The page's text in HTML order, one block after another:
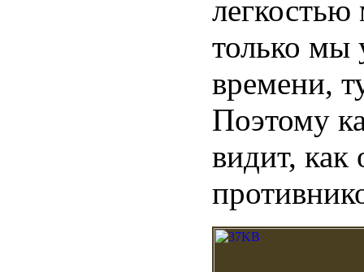
только мы
времени,
Поэтому
видит, как